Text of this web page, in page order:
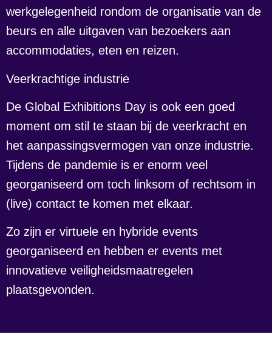
werkgelegenheid rondom de organisatie van de
beurs en alle uitgaven van bezoekers aan
accommodaties, eten en reizen.
Veerkrachtige industrie
De Global Exhibitions Day is ook een goed
moment om stil te staan bij de veerkracht en
het aanpassingsvermogen van onze industrie.
Tijdens de pandemie is er enorm veel
georganiseerd om toch linksom of rechtsom in
(live) contact te komen met elkaar.
Zo zijn er virtuele en hybride events
georganiseerd en hebben er events met
innovatieve veiligheidsmaatregelen
plaatsgevonden.